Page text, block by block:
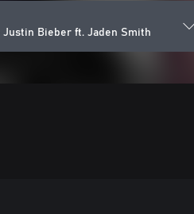
Bieber ft. Jaden Smith